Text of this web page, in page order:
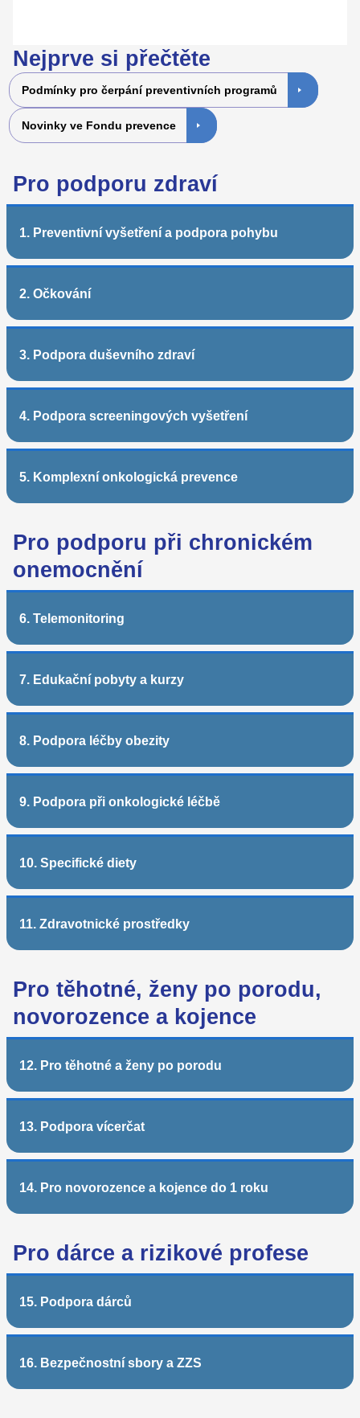
Nejprve si přečtěte
Podmínky pro čerpání preventivních programů
Novinky ve Fondu prevence
Pro podporu zdraví
1. Preventivní vyšetření a podpora pohybu
2. Očkování
3. Podpora duševního zdraví
4. Podpora screeningových vyšetření
5. Komplexní onkologická prevence
Pro podporu při chronickém
onemocnění
6. Telemonitoring
7. Edukační pobyty a kurzy
8. Podpora léčby obezity
9. Podpora při onkologické léčbě
10. Specifické diety
11. Zdravotnické prostředky
Pro těhotné, ženy po porodu,
novorozence a kojence
12. Pro těhotné a ženy po porodu
13. Podpora vícerčat
14. Pro novorozence a kojence do 1 roku
Pro dárce a rizikové profese
15. Podpora dárců
16. Bezpečnostní sbory a ZZS